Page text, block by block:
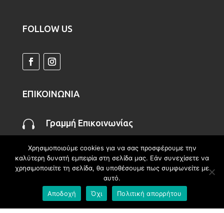
FOLLOW US
ΕΠΙΚΟΙΝΩΝΙΑ
 Γραμμή Επικοινωνίας
2314-055-116
 Email
info@korff-hellas.gr
Χρησιμοποιούμε cookies για να σας προσφέρουμε την
καλύτερη δυνατή εμπειρία στη σελίδα μας. Εάν συνεχίσετε να
χρησιμοποιείτε τη σελίδα, θα υποθέσουμε πως συμφωνείτε με
αυτό.
Αποδοχή
Όχι Πολιτική απορρήτου